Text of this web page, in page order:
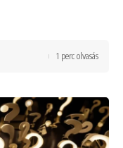
1 perc olvasás